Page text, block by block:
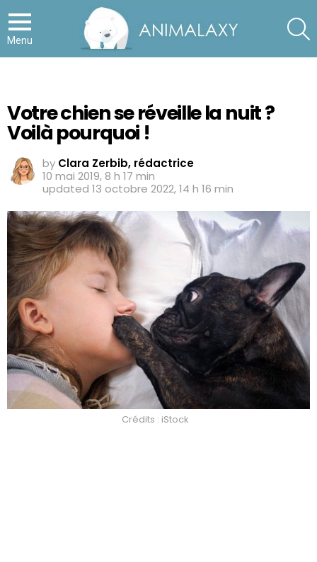
Menu
Votre chien se réveille la nuit ?
Voilà pourquoi !
by Clara Zerbib, rédactrice
10 mai 2019, 8 h 17 min
updated 13 octobre 2022, 14 h 16 min
Crédits : iStock